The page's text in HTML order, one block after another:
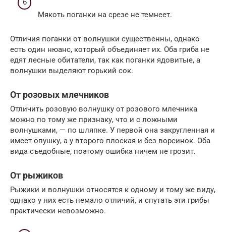
Мякоть поганки на срезе не темнеет.
Отличия поганки от волнушки существенны, однако
есть один нюанс, который объединяет их. Оба гриба не
едят лесные обитатели, так как поганки ядовитые, а
волнушки выделяют горький сок.
От розовых млечников
Отличить розовую волнушку от розового млечника
можно по тому же признаку, что и с ложными
волнушками, — по шляпке. У первой она закругленная и
имеет опушку, а у второго плоская и без ворсинок. Оба
вида съедобные, поэтому ошибка ничем не грозит.
От рыжиков
Рыжики и волнушки относятся к одному и тому же виду,
однако у них есть немало отличий, и спутать эти грибы
практически невозможно.